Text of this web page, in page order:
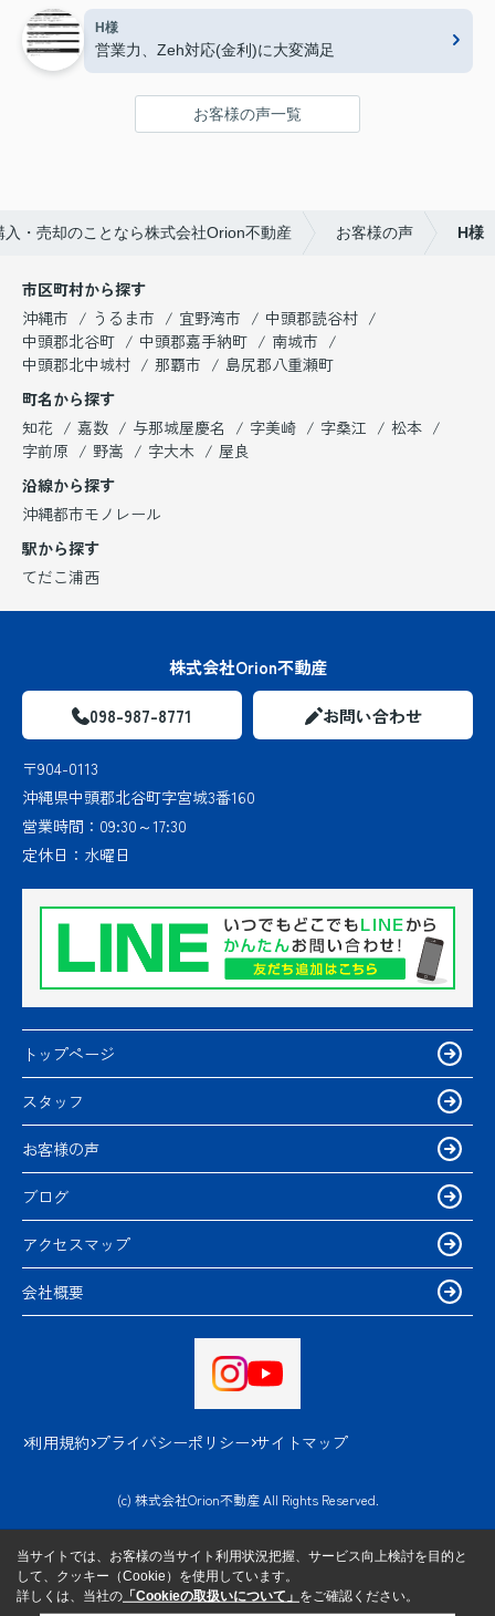
した。
常にこちらの立場で考えてくださる姿勢がとても印
象的でした。不動産の購入や売却を検討している方
ばぜひお願いしたいと思います。
H様
営業力、Zeh対応(金利)に大変満足
お客様の声一覧
・売却のことなら株式会社Orion不動産 お客様の声 H様
市区町村から探す
沖縄市
うるま市 宜野湾市
中頭郡読谷村
中頭郡北谷町
中頭郡嘉手納町
南城市
中頭郡北中城村
那覇市
島尻郡八重瀬町
町名から探す
知花
嘉数 与那城屋慶名 字美崎 字桑江
松本
字前原
野嵩 字大木
屋良
沿線から探す
沖縄都市モノレール
駅から探す
てだこ浦西
株式会社Orion不動産
098-987-8771 お問い合わせ
〒904-0113
沖縄県中頭郡北谷町字宮城3番160
営業時間： 09:30～17:30
定休日： 水曜日
トップページ
スタッフ
お客様の声
ブログ
アクセスマップ
会社概要
利用規約 プライバシーポリシー サイトマップ
(c) 株式会社Orion不動産 All Rights Reserved.
当サイトでは、お客様の当サイト利用状況把握、サービス向上検討を目的と
して、クッキー（Cookie）を使用しています。
詳しくは、当社の 「Cookieの取扱いについて」 をご確認ください。